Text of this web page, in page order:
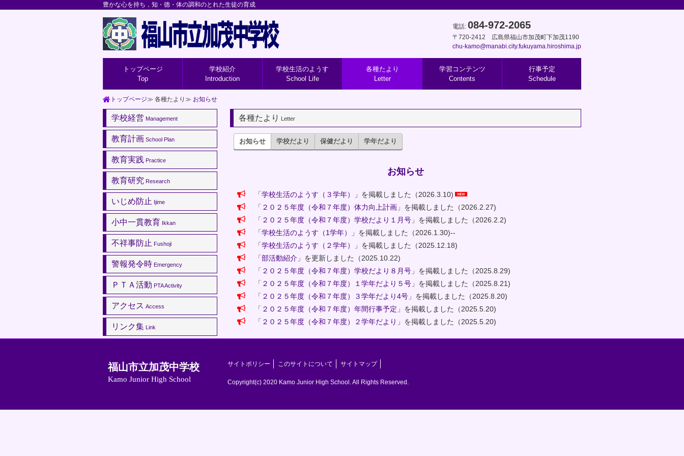
電話: 084-972-2065
〒720-2412 広島県福山市加茂町下加茂1190
chu-kamo@manabi.city.fukuyama.hiroshima.jp
トップページ
Top
学校紹介
Introduction
学校生活のようす
School Life
各種たより
Letter
学習コンテンツ
Contents
行事予定
Schedule
トップページ 各種たより お知らせ
各種たより Letter
お知らせ 学校だより 保健だより 学年だより
お知らせ
「学校生活のようす（３学年）
」を掲載しました（2026.3.10)
「 ２０２５年度（令和７年度）体力向上計画 」を掲載しました（2026.2.27)
「 ２０２５年度（令和７年度）学校だより１月号 」を掲載しました（2026.2.2)
「学校生活のようす（1学年）
」を掲載しました（2026.1.30)--
「学校生活のようす（２学年）
」を掲載しました（2025.12.18)
「部活動紹介 」を更新しました（2025.10.22)
「 ２０２５年度（令和７年度）学校だより８月号 」を掲載しました（2025.8.29)
「 ２０２５年度（令和７年度）１学年だより５号 」を掲載しました（2025.8.21)
「 ２０２５年度（令和７年度）３学年だより4号 」を掲載しました（2025.8.20)
「 ２０２５年度（令和７年度）年間行事予定 」を掲載しました（2025.5.20)
「 ２０２５年度（令和７年度）２学年だより 」を掲載しました（2025.5.20)
学校経営 Management
教育計画 School Plan
教育実践 Practice
教育研究 Research
いじめ防止 Ijime
小中一貫教育 Ikkan
不祥事防止 Fushoji
警報発令時 Emergency
ＰＴＡ活動 PTA Activity
アクセス Access
リンク集 Link
福山市立加茂中学校
Kamo Junior High School
サイトポリシー このサイトについて サイトマップ
Copyright(c) 2020 Kamo Junior High School. All Rights Reserved.